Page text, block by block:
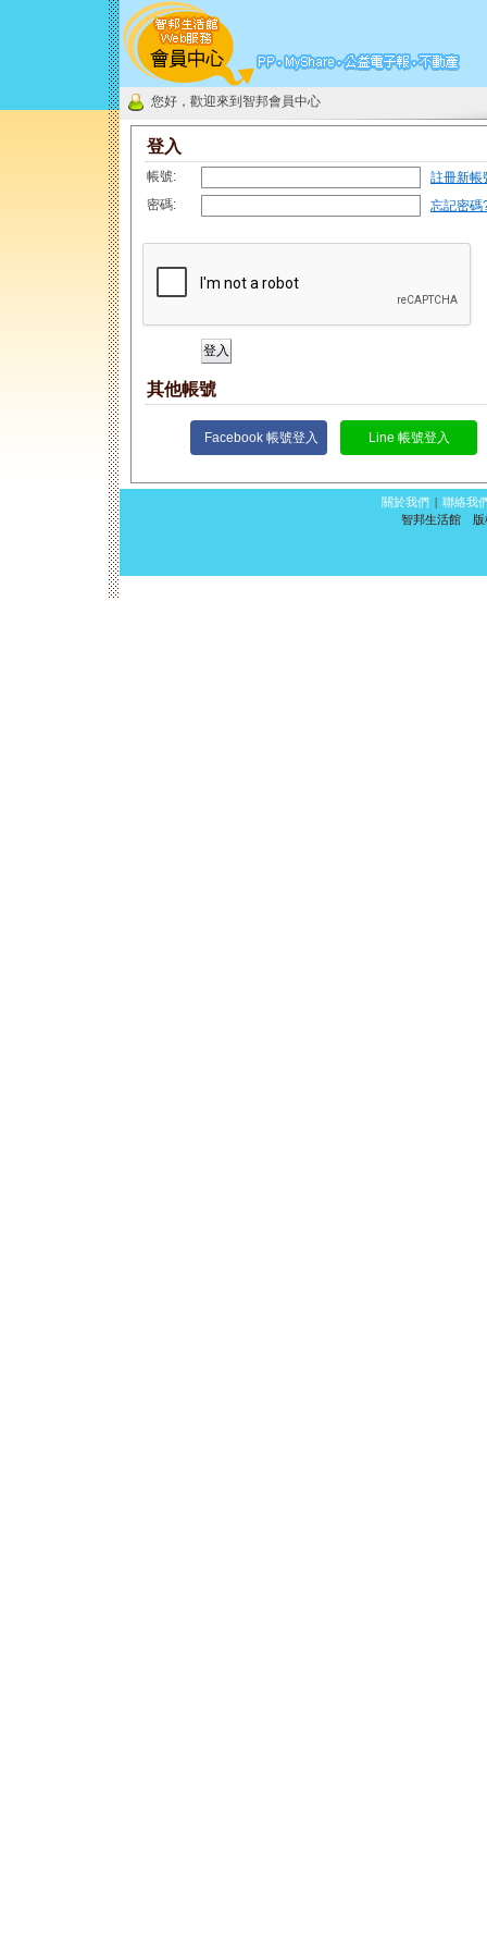
您好，歡迎來到智邦會員中心
登入
帳號:
註冊新帳
密碼:
忘記密碼
其他帳號
Facebook 帳號登入 Line 帳號登入
關於我們 | 聯絡我
智邦生活館 版